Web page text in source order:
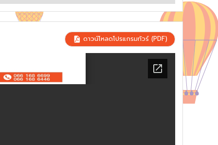
ดาวน์โหลดโปรแกรมทัวร์ (PDF)